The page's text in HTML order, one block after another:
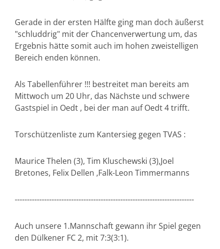
Gerade in der ersten Hälfte ging man doch äußerst
"schluddrig" mit der Chancenverwertung um, das
Ergebnis hätte somit auch im hohen zweistelligen
Bereich enden können.
Als Tabellenführer !!! bestreitet man bereits am
Mittwoch um 20 Uhr, das Nächste und schwere
Gastspiel in Oedt , bei der man auf Oedt 4 trifft.
Torschützenliste zum Kantersieg gegen TVAS :
Maurice Thelen (3), Tim Kluschewski (3),Joel
Bretones, Felix Dellen ,Falk-Leon Timmermanns
-------------------------------------------------------------------------
Auch unsere 1.Mannschaft gewann ihr Spiel gegen
den Dülkener FC 2, mit 7:3(3:1).